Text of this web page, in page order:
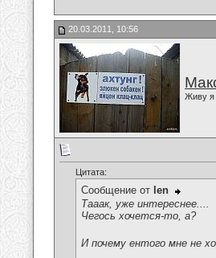
20.03.2011, 10:56
Живу я
Цитата:
Сообщение от len
Тааак, уже интереснее....
Чегось хочется-то, а?
И почему ентого мне не